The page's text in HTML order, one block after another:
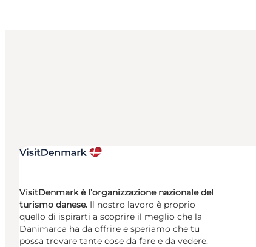
VisitDenmark è l’organizzazione nazionale del
turismo danese. Il nostro lavoro è proprio
quello di ispirarti a scoprire il meglio che la
Danimarca ha da offrire e speriamo che tu
possa trovare tante cose da fare e da vedere.